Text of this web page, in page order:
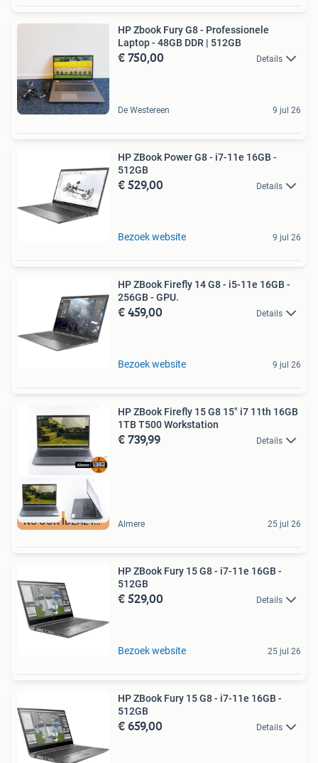
HP Zbook Fury G8 - Professionele
Laptop - 48GB DDR | 512GB
€ 750,00 Details
De Westereen 9 jul 26
HP ZBook Power G8 - i7-11e 16GB -
512GB
€ 529,00 Details
Bezoek website 9 jul 26
HP ZBook Firefly 14 G8 - i5-11e 16GB -
256GB - GPU.
€ 459,00 Details
Bezoek website 9 jul 26
NU OOK IDEAL IN 3
HP ZBook Firefly 15 G8 15" i7 11th 16GB
1TB T500 Workstation
€ 739,99 Details
Almere 25 jul 26
HP ZBook Fury 15 G8 - i7-11e 16GB -
512GB
€ 529,00 Details
Bezoek website 25 jul 26
HP ZBook Fury 15 G8 - i7-11e 16GB -
512GB
€ 659,00 Details